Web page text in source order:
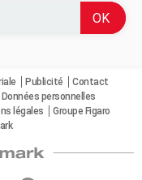
Publicité
Contact
Données personnelles
légales
Groupe Figaro